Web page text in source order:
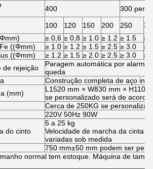
400
300
100 120 150 200 250
≥ 0,6 ≥ 0,8 ≥ 1.0 ≥ 1.2 ≥ 1.5
≥
((Φmm)
≥ 1.0 ≥ 1.2 ≥ 1.5 ≥ 2.5 ≥ 3.0
≥
((Φmm)
≥ 1.2 ≥ 1.5 ≥ 2.0 ≥ 2.5 ≥ 3.0
≥
de rejeição
Paragem automática por
queda
Construção completa de aço
(mm)
L1520 mm × W830 mm × H1100
se personalizado será de
Cerca de 250KG se
220V 50Hz 90W
do cinto
5 a 25 kg
Velocidade de marcha da cinta
variadas sob medida
750 mm±50 mm podem ser
normal tem estoque. Máquina de